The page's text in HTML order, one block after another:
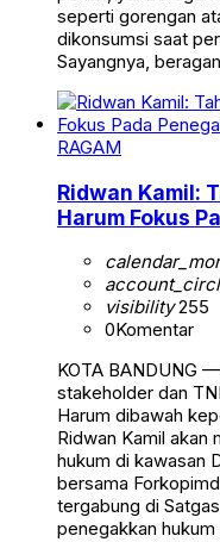
seperti gorengan
dikonsumsi saat
Sayangnya,
RAGAM
Ridwan Kamil:
Harum Fokus
visibility255
0Komentar
KOTA BANDUNG
stakeholder dan
Harum dibawah
Ridwan Kamil akan
hukum di kawasan
bersama
tergabung di
penegakkan